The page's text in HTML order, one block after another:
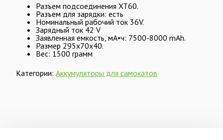
Разъем подсоединения XT60.
Разъем для зарядки: есть
Номинальный рабочий ток 36V.
Зарядный ток 42 V
Заявленная емкость, мА•ч: 7500-8000 mAh.
Размер 295х70х40.
Вес: 1500 грамм
Категории: Аккумуляторы для самокатов